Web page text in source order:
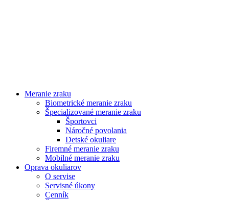
Meranie zraku
Biometrické meranie zraku
Špecializované meranie zraku
Športovci
Náročné povolania
Detské okuliare
Firemné meranie zraku
Mobilné meranie zraku
Oprava okuliarov
O servise
Servisné úkony
Cenník